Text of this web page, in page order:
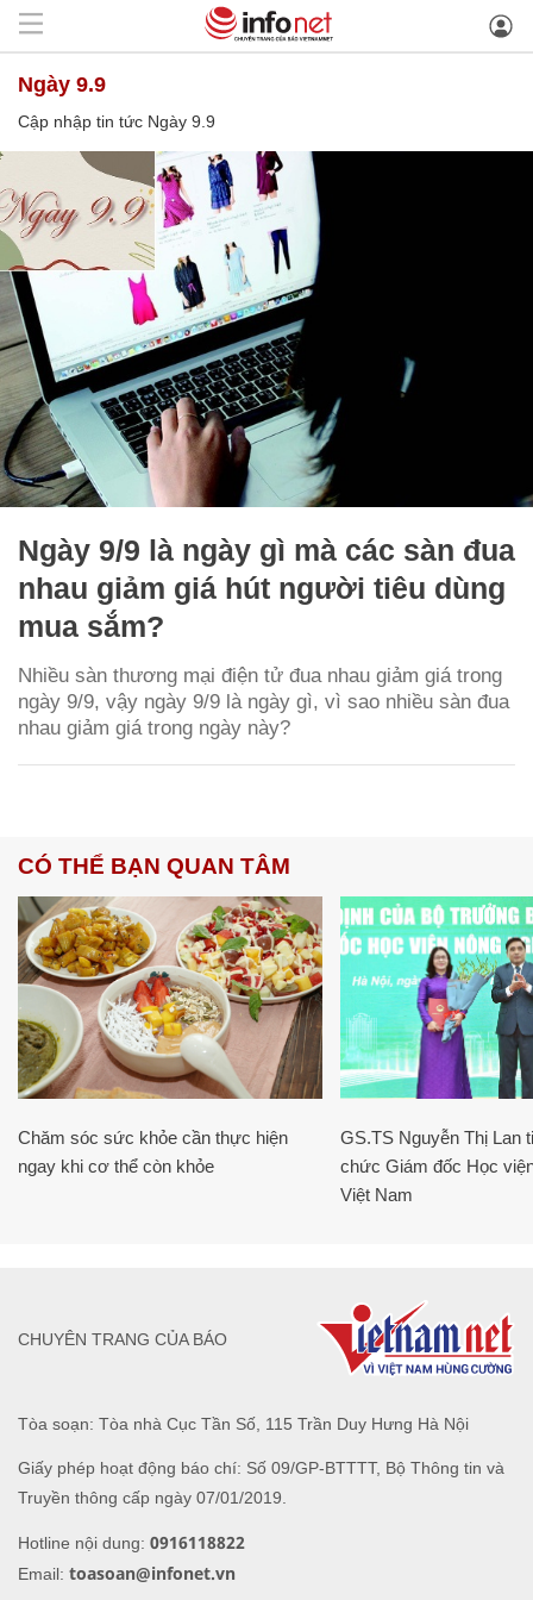
Ngày 9.9
Cập nhập tin tức Ngày 9.9
Ngày 9/9 là ngày gì mà các sàn đua
nhau giảm giá hút người tiêu dùng
mua sắm?
Nhiều sàn thương mại điện tử đua nhau giảm giá trong
ngày 9/9, vậy ngày 9/9 là ngày gì, vì sao nhiều sàn đua
nhau giảm giá trong ngày này?
CÓ THỂ BẠN QUAN TÂM
Chăm sóc sức khỏe cần thực hiện
ngay khi cơ thể còn khỏe
GS.TS Nguyễn Thị Lan
chức Giám đốc Học
Việt Nam
Tòa soạn: Tòa nhà Cục Tần Số, 115 Trần Duy Hưng Hà Nội
Giấy phép hoạt động báo chí: Số 09/GP-BTTTT, Bộ Thông tin và
Truyền thông cấp ngày 07/01/2019.
Hotline nội dung: 0916118822
Email: toasoan@infonet.vn
CHUYÊN TRANG CỦA BÁO